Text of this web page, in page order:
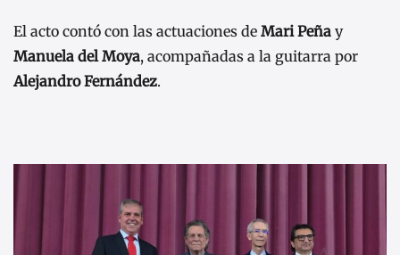
El acto contó con las actuaciones de Mari Peña y
Manuela del Moya, acompañadas a la guitarra por
Alejandro Fernández.